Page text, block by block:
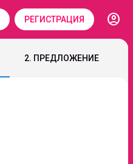
РЕГИСТРАЦИЯ
account_circle
2. ПРЕДЛОЖЕНИЕ